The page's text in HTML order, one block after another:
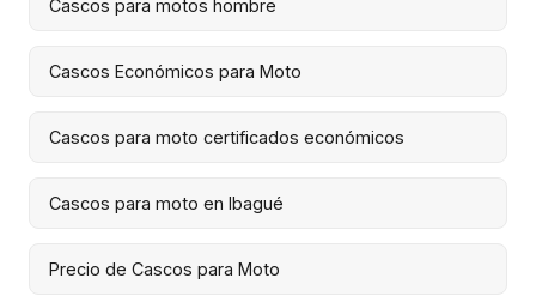
Cascos para motos hombre
Cascos Económicos para Moto
Cascos para moto certificados económicos
Cascos para moto en Ibagué
Precio de Cascos para Moto